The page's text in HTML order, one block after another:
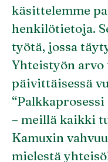
käsittelemme
henkilötietoja.
työtä, jossa
Yhteistyön
päivittäisessä
– meillä kaikki
Kamuxin
mielestä